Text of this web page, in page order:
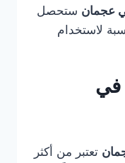
عجمان ستحصل
لاستخدام
في
تعتبر من أكثر